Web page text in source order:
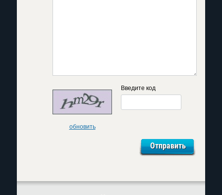
обновить
Введите код